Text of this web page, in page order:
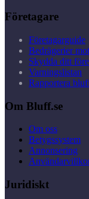
Företagare
Företagarguide
Bedrägerier
Skydda ditt
Varningslistan
Rapportera
Om Bluff.se
Om oss
Betygssystem
Annonsering
Juridiskt